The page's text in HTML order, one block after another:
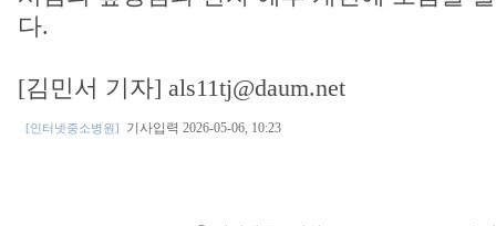
다.
[김민서 기자] als11tj@daum.net
[인터넷중소병원] 기사입력 2026-05-06, 10:23